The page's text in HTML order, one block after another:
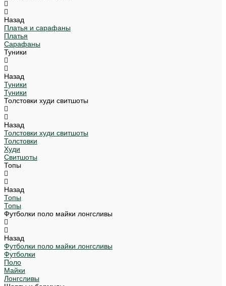
Назад
Платья и сарафаны
Платья
Сарафаны
Туники
Назад
Туники
Туники
Толстовки худи свитшоты
Назад
Толстовки худи свитшоты
Толстовки
Худи
Свитшоты
Топы
Назад
Топы
Топы
Футболки поло майки лонгсливы
Назад
Футболки поло майки лонгсливы
Футболки
Поло
Майки
Лонгсливы